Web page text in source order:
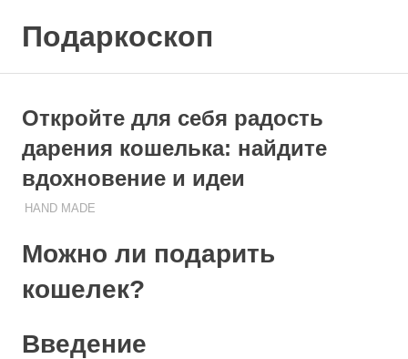
Подаркоскоп
подарить
Откройте для себя радость
дарения кошелька: найдите
вдохновение и идеи
16.10.2023
ПОДАРЧЕК
HAND MADE
Можно ли подарить
кошелек?
Введение